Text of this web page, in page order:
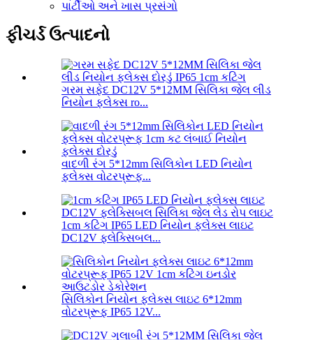
પાર્ટીઓ અને ખાસ પ્રસંગો
ફીચર્ડ ઉત્પાદનો
ગરમ સફેદ DC12V 5*12MM સિલિકા જેલ લીડ
નિયોન ફ્લેક્સ ro...
વાદળી રંગ 5*12mm સિલિકોન LED નિયોન
ફ્લેક્સ વોટરપ્રૂફ...
1cm કટિંગ IP65 LED નિયોન ફ્લેક્સ લાઇટ
DC12V ફ્લેક્સિબલ...
સિલિકોન નિયોન ફ્લેક્સ લાઇટ 6*12mm
વોટરપ્રૂફ IP65 12V...